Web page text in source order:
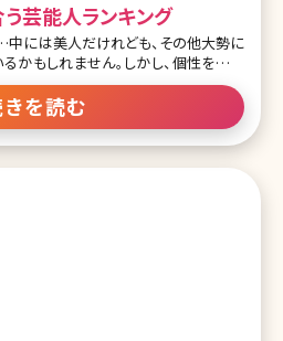
芸能人ランキング
には美人だけれども、その他大勢に
かもしれません。しかし、個性を発揮
個性のひとつが髪型であり、特に女性
雰囲気が変わるものです。 ここでは、
で注目を集めたり、またそれがよく似
にしてご紹介していきます。 第1
を読む